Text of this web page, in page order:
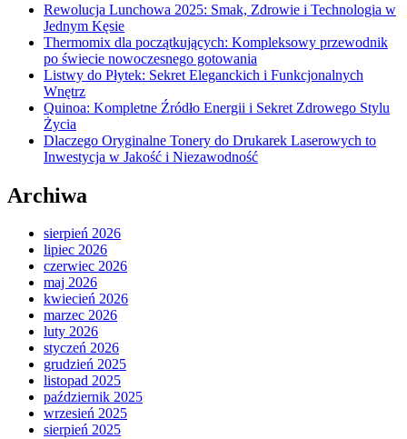
Rewolucja Lunchowa 2025: Smak, Zdrowie i Technologia w
Jednym Kęsie
Thermomix dla początkujących: Kompleksowy przewodnik
po świecie nowoczesnego gotowania
Listwy do Płytek: Sekret Eleganckich i Funkcjonalnych
Wnętrz
Quinoa: Kompletne Źródło Energii i Sekret Zdrowego Stylu
Życia
Dlaczego Oryginalne Tonery do Drukarek Laserowych to
Inwestycja w Jakość i Niezawodność
Archiwa
sierpień 2026
lipiec 2026
czerwiec 2026
maj 2026
kwiecień 2026
marzec 2026
luty 2026
styczeń 2026
grudzień 2025
listopad 2025
październik 2025
wrzesień 2025
sierpień 2025